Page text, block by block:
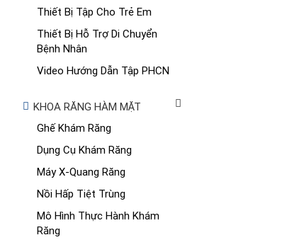
Thiết Bị Tập Cho Trẻ Em
Thiết Bị Hỗ Trợ Di Chuyển
Bệnh Nhân
Video Hướng Dẫn Tập PHCN
KHOA RĂNG HÀM MẶT
Ghế Khám Răng
Dụng Cụ Khám Răng
Máy X-Quang Răng
Nồi Hấp Tiệt Trùng
Mô Hình Thực Hành Khám
Răng